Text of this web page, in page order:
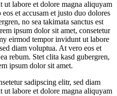
labore et dolore magna aliquyam
et accusam et justo duo dolores
no sea takimata sanctus est
ipsum dolor sit amet, consetetur
eirmod tempor invidunt ut labore
diam voluptua. At vero eos et
rebum. Stet clita kasd gubergren,
ipsum dolor sit amet.
sadipscing elitr, sed diam
labore et dolore magna aliquyam